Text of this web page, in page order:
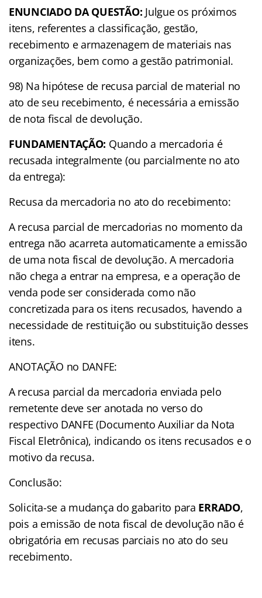
ENUNCIADO DA QUESTÃO: Julgue os próximos
itens, referentes a classificação, gestão,
recebimento e armazenagem de materiais nas
organizações, bem como a gestão patrimonial.
98) Na hipótese de recusa parcial de material no
ato de seu recebimento, é necessária a emissão
de nota fiscal de devolução.
FUNDAMENTAÇÃO: Quando a mercadoria é
recusada integralmente (ou parcialmente no ato
da entrega):
Recusa da mercadoria no ato do recebimento:
A recusa parcial de mercadorias no momento da
entrega não acarreta automaticamente a emissão
de uma nota fiscal de devolução. A mercadoria
não chega a entrar na empresa, e a operação de
venda pode ser considerada como não
concretizada para os itens recusados, havendo a
necessidade de restituição ou substituição desses
itens.
ANOTAÇÃO no DANFE:
A recusa parcial da mercadoria enviada pelo
remetente deve ser anotada no verso do
respectivo DANFE (Documento Auxiliar da Nota
Fiscal Eletrônica), indicando os itens recusados e o
motivo da recusa.
Conclusão:
Solicita-se a mudança do gabarito para ERRADO,
pois a emissão de nota fiscal de devolução não é
obrigatória em recusas parciais no ato do seu
recebimento.